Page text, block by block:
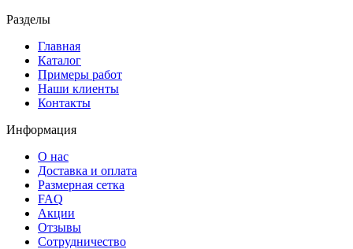
Разделы
Главная
Каталог
Примеры работ
Наши клиенты
Контакты
Информация
О нас
Доставка и оплата
Размерная сетка
FAQ
Акции
Отзывы
Сотрудничество